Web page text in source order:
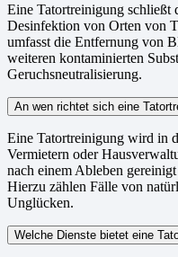
Eine Tatortreinigung schließt
Desinfektion von Orten von
umfasst die Entfernung von
weiteren kontaminierten
Geruchsneutralisierung.
An wen richtet sich eine
Eine Tatortreinigung wird in
Vermietern oder
nach einem Ableben
Hierzu zählen Fälle von
Unglücken.
Welche Dienste bietet eine